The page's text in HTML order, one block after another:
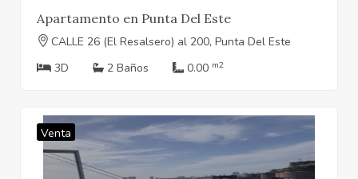
Apartamento en Punta Del Este
CALLE 26 (El Resalsero) al 200, Punta Del Este
3D
2 Baños 0.00 m2
Venta